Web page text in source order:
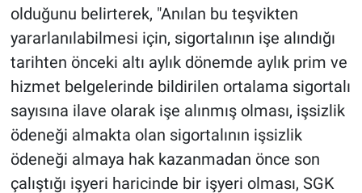
olduğunu belirterek, "Anılan bu teşvikten
yararlanılabilmesi için, sigortalının işe alındığı
tarihten önceki altı aylık dönemde aylık prim ve
hizmet belgelerinde bildirilen ortalama sigortalı
sayısına ilave olarak işe alınmış olması, işsizlik
ödeneği almakta olan sigortalının işsizlik
ödeneği almaya hak kazanmadan önce son
çalıştığı işyeri haricinde bir işyeri olması, SGK